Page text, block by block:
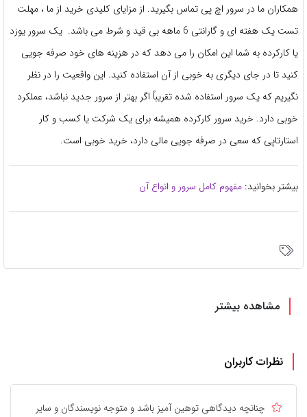
همکاران ما در سرور اچ پی تماس بگیرید. از مزایای کلیدی خرید از ما ، مهلت
تست یک هفته ای و گارانتی 6 ماهه بی قید و شرط می باشد. یک سرور یوزد
یا کارکرده به شما این امکان را می دهد که در هزینه های خود صرفه جویی
کنید تا در جای دیگری به خوبی از آن استفاده کنید. این واقعیت را در نظر
نگیریم که یک سرور استفاده شده تقریباً اگر بهتر از سرور جدید نباشد، عملکرد
خوبی دارد. خرید سرور کارکرده همیشه برای یک شرکت یا کسب و کار
استارتاپی که سعی در صرفه جویی مالی دارد، خرید خوبی است.
بیشتر بخوانید: مفهوم کامل سرور و انواع آن
مشاهده بیشتر
نظرات کاربران
چنانچه دیدگاهی توهین آمیز باشد و متوجه نویسندگان و سایر